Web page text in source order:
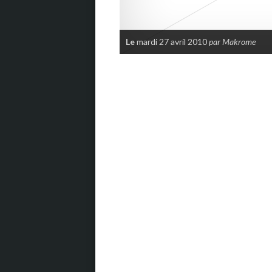
Lemardi 27 avril 2010par Makrome